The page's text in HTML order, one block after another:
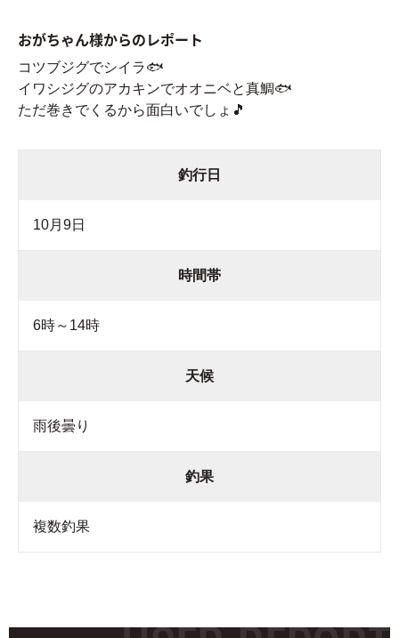
おがちゃん様からのレポート
コツブジグでシイラ🐟️
イワシジグのアカキンでオオニベと真鯛🐟️
ただ巻きでくるから面白いでしょ🎵
釣行日
10月9日
時間帯
6時～14時
天候
雨後曇り
釣果
複数釣果